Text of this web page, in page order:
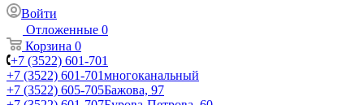
Войти
Отложенные 0
Корзина 0
+7 (3522) 601-701
+7 (3522) 601-701многоканальный
+7 (3522) 605-705Бажова, 97